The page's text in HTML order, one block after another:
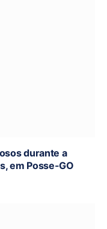
durante a
em Posse-GO